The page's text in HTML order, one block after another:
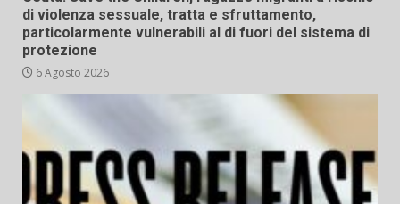
di violenza sessuale, tratta e sfruttamento,
particolarmente vulnerabili al di fuori del sistema di
protezione
6 Agosto 2026